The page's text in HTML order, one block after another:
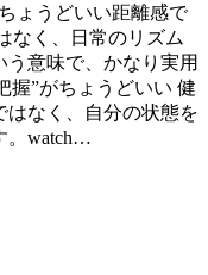
ょうどいい距離感で
なく、日常のリズム
意味で、かなり実用
”がちょうどいい 健
はなく、自分の状態を
。watch…